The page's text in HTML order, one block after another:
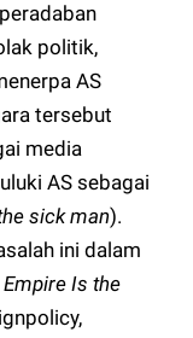
politik,
AS
tersebut
media
AS sebagai
sick man).
ini dalam
Is the